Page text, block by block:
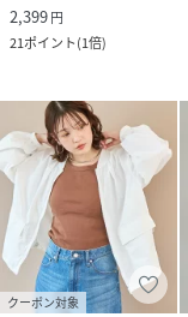
2,399円
21ポイント(1倍)
クーポン対象